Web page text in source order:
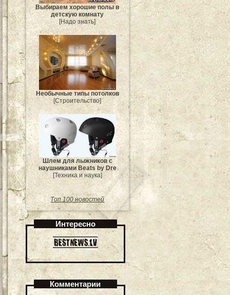
Выбираем хорошие полы в
детскую комнату
[Надо знать]
Необычные типы потолков
[Строительство]
Шлем для лыжников с
наушниками Beats by Dre
[Техника и наука]
Топ 100 новостей
Интересно
Комментарии